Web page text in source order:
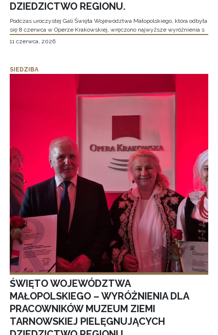
DZIEDZICTWO REGIONU.
Podczas uroczystej Gali Święta Województwa Małopolskiego, która odbyła
się 8 czerwca w Operze Krakowskiej, wręczono najwyższe wyróżnienia s
11 czerwca, 2026
SIEDZIBA
ŚWIĘTO WOJEWÓDZTWA
MAŁOPOLSKIEGO – WYRÓŻNIENIA DLA
PRACOWNIKÓW MUZEUM ZIEMI
TARNOWSKIEJ PIELĘGNUJĄCYCH